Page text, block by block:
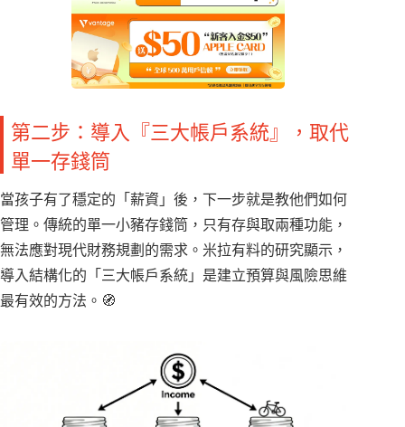
第二步：導入『三大帳戶系統』，取代
單一存錢筒
當孩子有了穩定的「薪資」後，下一步就是教他們如何
管理。傳統的單一小豬存錢筒，只有存與取兩種功能，
無法應對現代財務規劃的需求。米拉有料的研究顯示，
導入結構化的「三大帳戶系統」是建立預算與風險思維
最有效的方法。🧭